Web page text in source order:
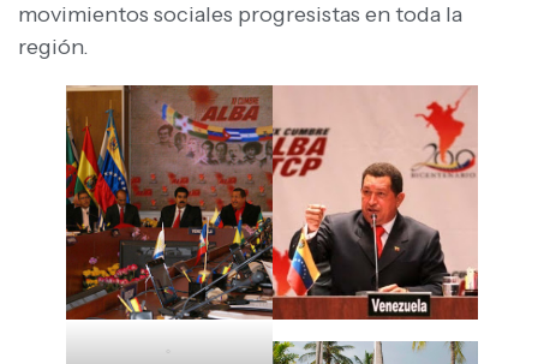
movimientos sociales progresistas en toda la
región.
.